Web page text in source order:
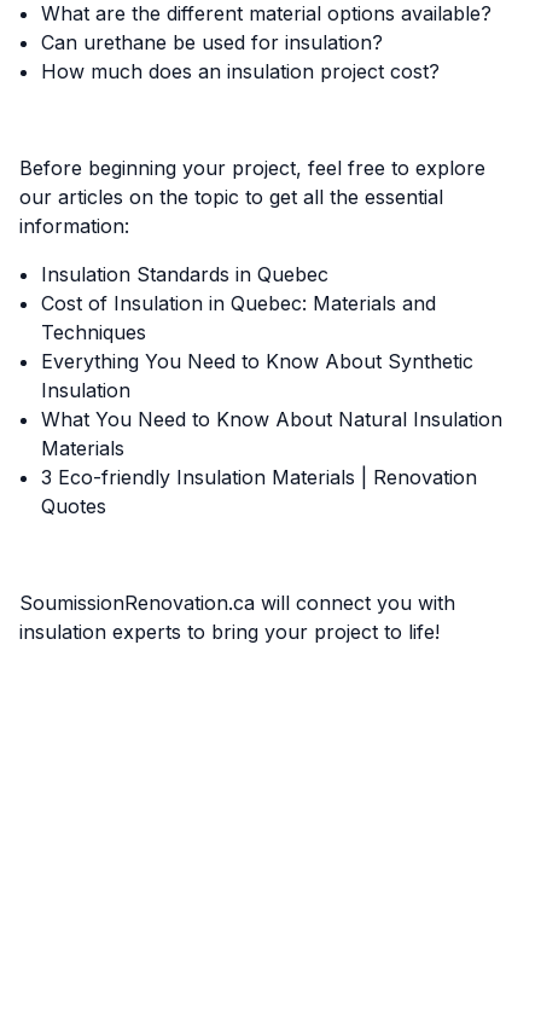
What are the different material options available?
Can urethane be used for insulation?
How much does an insulation project cost?
Before beginning your project, feel free to explore
our articles on the topic to get all the essential
information:
Insulation Standards in Quebec
Cost of Insulation in Quebec: Materials and
Techniques
Everything You Need to Know About Synthetic
Insulation
What You Need to Know About Natural Insulation
Materials
3 Eco-friendly Insulation Materials | Renovation
Quotes
SoumissionRenovation.ca will connect you with
insulation experts to bring your project to life!